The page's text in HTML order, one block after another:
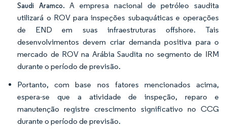
Saudi Aramco. A empresa nacional de petróleo saudita
utilizará o ROV para inspeções subaquáticas e operações
de END em suas infraestruturas offshore. Tais
desenvolvimentos devem criar demanda positiva para o
mercado de ROV na Arábia Saudita no segmento de IRM
durante o período de previsão.
Portanto, com base nos fatores mencionados acima,
espera-se que a atividade de inspeção, reparo e
manutenção registre crescimento significativo no CCG
durante o período de previsão.